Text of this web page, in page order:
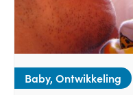
Baby, Ontwikkeling